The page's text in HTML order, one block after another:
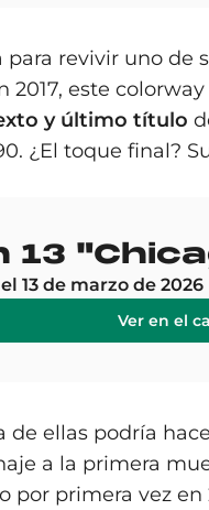
revivir uno de
2017, este
y último título
¿El toque final?
13
13 de marzo de 2026
Ver en el
ellas podría
a la primera
primera vez en